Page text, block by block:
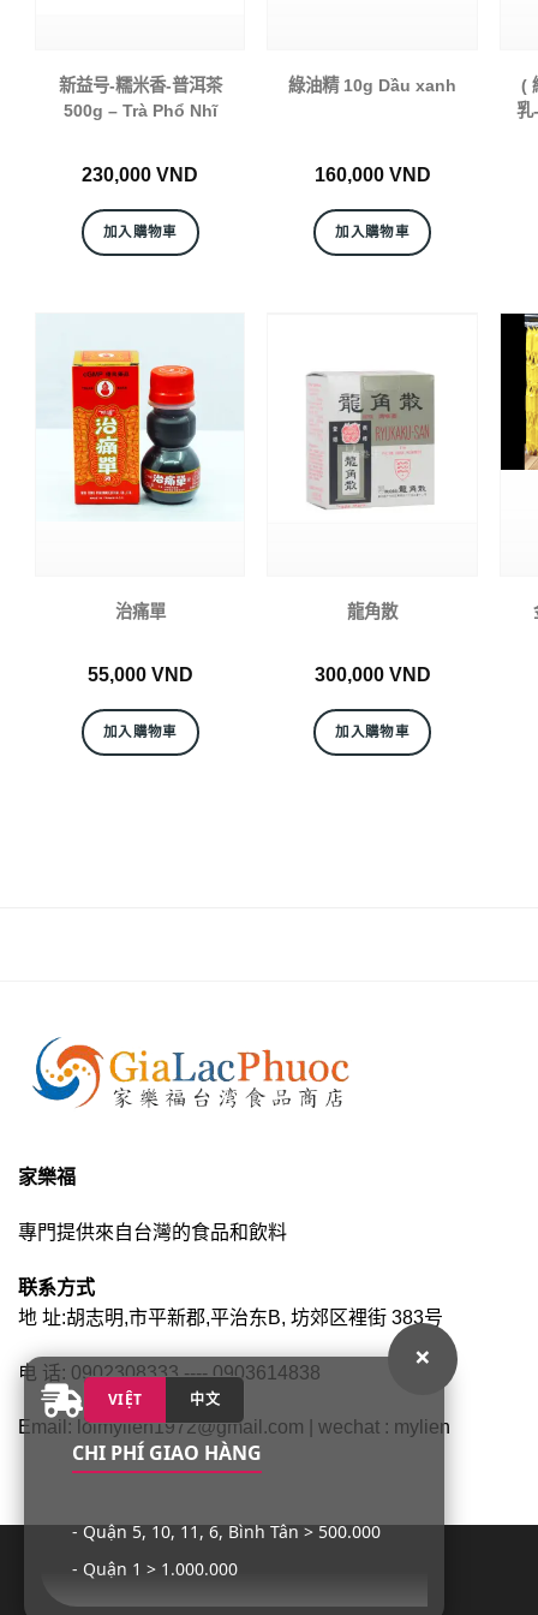
×
VIỆT 中文
CHI PHÍ GIAO HÀNG
- Quận 5, 10, 11, 6, Bình Tân > 500.000
- Quận 1 > 1.000.000
新益号-糯米香-普洱茶
500g – Trà Phổ Nhĩ
230,000VND
加入購物車
綠油精 10g Dầu xanh
160,000 VND
加入購物車
(
乳
治痛單
55,000 VND
加入購物車
龍角散
300,000 VND
加入購物車
家樂福
專門提供來自台灣的食品和飲料
联系方式
地 址:胡志明,市平新郡,平治东B, 坊郊区裡街 383号
电 话: 0902308333 ---- 0903614838
Email: loimylien1972@gmail.com | wechat : mylien